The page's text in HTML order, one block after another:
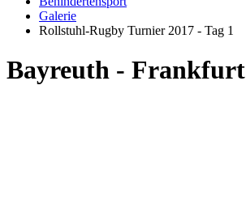
Galerie
Rollstuhl-Rugby Turnier 2017 - Tag 1
Bayreuth - Frankfurt